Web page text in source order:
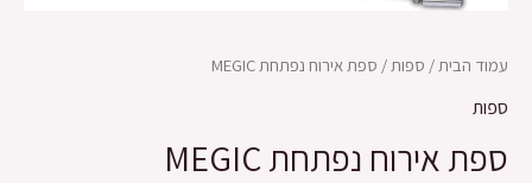
עמוד הבית/ ספות/ ספת אירוח נפתחת MEGIC
ספות
ספת אירוח נפתחת MEGIC